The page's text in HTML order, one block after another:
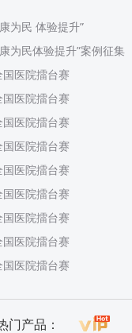
为民 体验提升”
为民体验提升”案例征集
医院擂台赛
医院擂台赛
医院擂台赛
医院擂台赛
医院擂台赛
医院擂台赛
医院擂台赛
医院擂台赛
医院擂台赛
门产品：